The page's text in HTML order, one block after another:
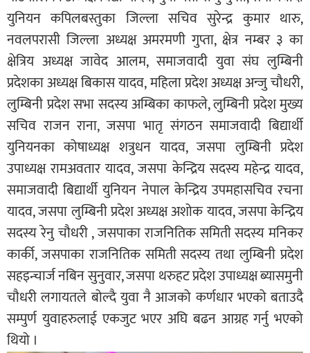
युनियन कपिलबस्तुका जिल्ला सचिव सुरेन्द्र कुमार थारु,
नवलपरासी जिल्ला अध्यक्ष अमरमणी गुप्ता, क्षेत्र नम्बर ३ का
क्षेत्रिय अध्यक्ष जावेद आलम, समाजवादी युवा संघ लुम्बिनी
प्रदेशका अध्यक्ष बिकास यादव, महिला प्रदेश अध्यक्ष अन्जु चौधरी,
लुम्बिनी प्रदेश सभा सदस्य अम्बिका काफले, लुम्बिनी प्रदेश मुख्य
सचिव राजन राना, जसपा भातृ संगठन समाजवादी बिद्यार्थी
युनियनका कोषाध्यक्ष शत्रुधन यादव, जसपा लुम्बिनी प्रदेश
उपाध्यक्ष रामअवतार यादव, जसपा केन्द्रिय सदस्य महेन्द्र यादव,
समाजवादी बिद्यार्थी युनियन नेपाल केन्द्रिय उपमहासचिव रचना
यादव, जसपा लुम्बिनी प्रदेश अध्यक्ष अशोक यादव, जसपा केन्द्रिय
सदस्य रेनु चौधरी , जसपाका राजनितिक समिती सदस्य मनिकर
कार्की, जसपाका राजनितिक समिती सदस्य तथा लुम्बिनी प्रदेश
सहइन्चार्ज नबिन सुनुवार, जसपा थरुहट प्रदेश उपाध्यक्ष ब्यासमुनी
चौधरी लगायतले बोल्दै युवा नै आजको कर्णधार भएको बताउदै
सम्पुर्ण युवाहरुलाई एकजुट भएर अघि बढन आग्रह गर्नु भएको
थियो ।